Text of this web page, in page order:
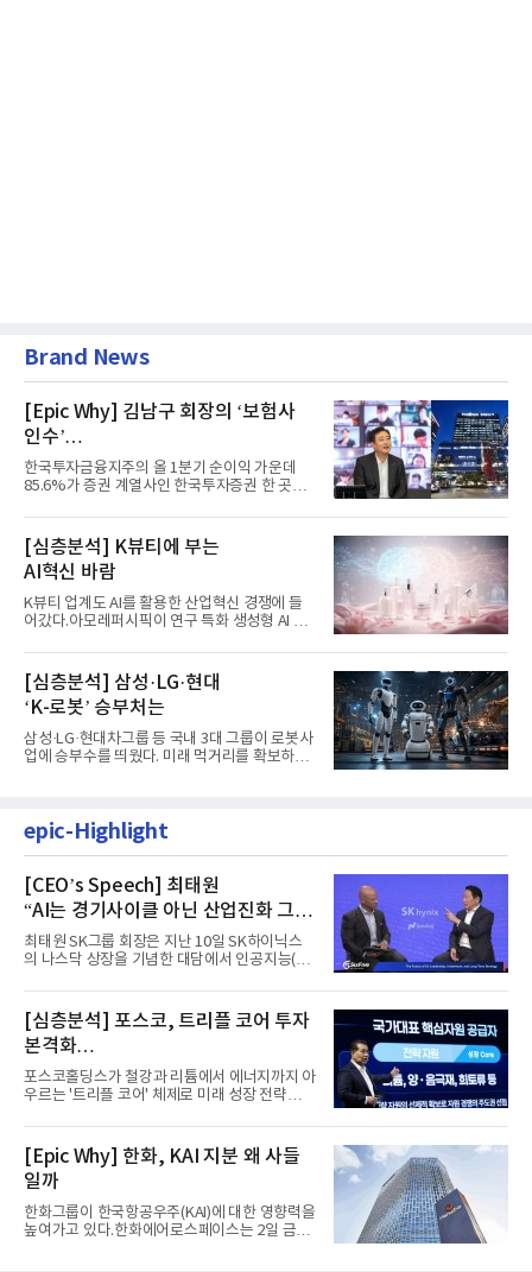
Brand News
[Epic Why] 김남구 회장의 ‘보험사
인수’
발걸음이 신중해진 배경은?
한국투자금융지주의 올 1분기 순이익 가운데
85.6%가 증권 계열사인 한국투자증권 한 곳에
[심층분석] K뷰티에 부는
AI혁신 바람
K뷰티 업계도 AI를 활용한 산업혁신 경쟁에 들
어갔다.아모레퍼시픽이 연구 특화 생성형 AI 플
[심층분석] 삼성·LG·현대
‘K-로봇’ 승부처는
삼성·LG·현대차그룹 등 국내 3대 그룹이 로봇사
업에 승부수를 띄웠다. 미래 먹거리를 확보하기
epic-Highlight
[CEO’s Speech] 최태원
“AI는 경기사이클 아닌 산업진화 그
자체”
최태원 SK그룹 회장은 지난 10일 SK하이닉스
의 나스닥 상장을 기념한 대담에서 인공지능(AI)
[심층분석] 포스코, 트리플 코어 투자
본격화
16조7천억원 투자 재원 마련 전략은?
포스코홀딩스가 철강과 리튬에서 에너지까지 아
우르는 '트리플 코어' 체제로 미래 성장 전략을
[Epic Why] 한화, KAI 지분 왜 사들
일까
한화그룹이 한국항공우주(KAI)에 대한 영향력을
높여가고 있다.한화에어로스페이스는 2일 금융